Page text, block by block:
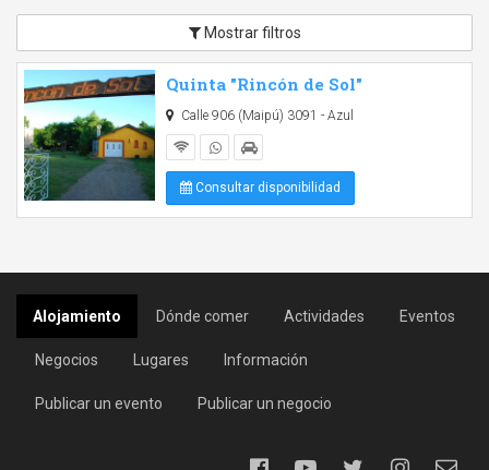
Mostrar filtros
Quinta "Rincón de Sol"
Calle 906 (Maipú) 3091 - Azul
Consultar disponibilidad
Alojamiento Dónde comer Actividades Eventos
Negocios Lugares Información
Publicar un evento Publicar un negocio